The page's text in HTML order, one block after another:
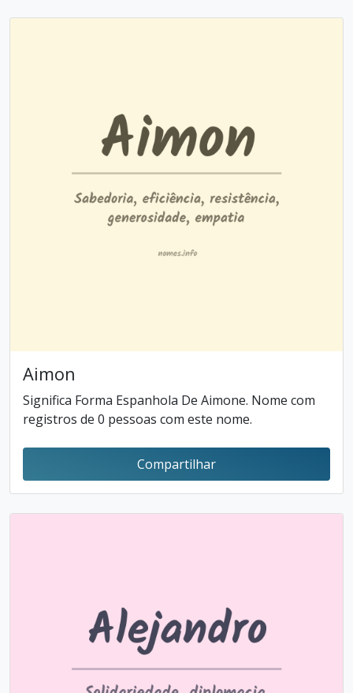
Aimon
Significa Forma Espanhola De Aimone. Nome com
registros de 0 pessoas com este nome.
Compartilhar